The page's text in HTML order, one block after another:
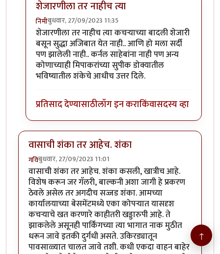
शेजारणीला तर नाहीच त्या
निमीबुधवार, 27/09/2023 11:35
In reply toएक प्रश्न - ह्या प्रोसेसमध्ये कुजका वास येतो का ?
शेजारणीला तर नाहीच त्या कचऱ्याच्या बादली शेजारी
बसून सुद्धा अजिबात येत नाही.. आणि हो मला सर्दी
पण झालेली नाही.. कर्नल साहेबांना नाही पण अन्य
कोणाच्याही मिपाकरांच्या सुपीक डोक्यातील
भविष्यातील शंकेचे आधीच उत्तर दिले.
प्रतिसाद देण्यासाठीलॉग इन कराकिंवासदस्य व्हा
वासाची शंका तर आहेच. शंका
गविबुधवार, 27/09/2023 11:01
वासाची शंका तर आहेच. शंका कसली, खात्रीच आहे.
विशेष करून जर गॅलरी, बाल्कनी अशा जागी हे प्रकरण
ठेवले असेल तर अगदीच सज्जड शंका. आमच्या
कार्यालयाच्या बेसमेंटमध्ये एका कोपऱ्यात यासदृश
कचऱ्याचे खत करणारे काहीतरी खड्डारुपी आहे. ते
झाकलेले असूनही पार्किंगच्या त्या भागात नाक मुठीत
धरून जावे इतकी दुर्गंधी असते. उकिरड्यातून
पावसाळ्यात चालत जावे तशी. कधी एकदा वाहन बाहेर
↑